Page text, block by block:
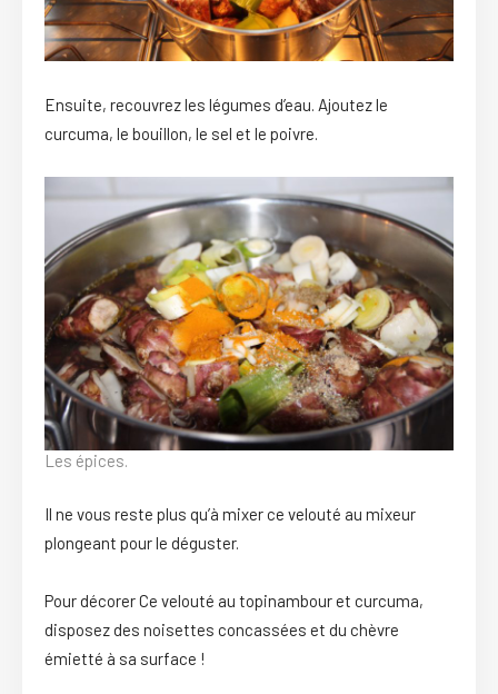
Ensuite, recouvrez les légumes d’eau. Ajoutez le
curcuma, le bouillon, le sel et le poivre.
Les épices.
Il ne vous reste plus qu’à mixer ce velouté au mixeur
plongeant pour le déguster.
Pour décorer Ce velouté au topinambour et curcuma,
disposez des noisettes concassées et du chèvre
émietté à sa surface !